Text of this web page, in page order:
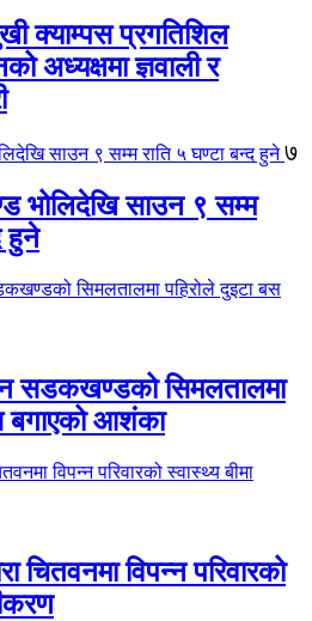
क्याम्पस प्रगतिशिल
अध्यक्षमा ज्ञवाली र
७
भोलिदेखि साउन ९ सम्म
हुने
सडकखण्डको सिमलतालमा
बगाएको आशंका
चितवनमा विपन्न परिवारको